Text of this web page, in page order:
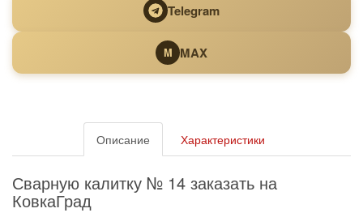
Telegram
M MAX
Описание Характеристики
Сварную калитку № 14 заказать на
КовкаГрад